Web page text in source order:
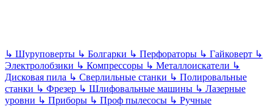
↳ Шуруповерты ↳ Болгарки ↳ Перфораторы ↳ Гайковерт ↳
Электролобзики ↳ Компрессоры ↳ Металлоискатели ↳
Дисковая пила ↳ Сверлильные станки ↳ Полировальные
станки ↳ Фрезер ↳ Шлифовальные машины ↳ Лазерные
уровни ↳ Приборы ↳ Проф пылесосы ↳ Ручные